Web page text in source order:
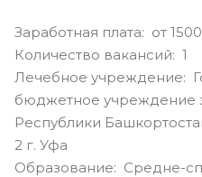
Заработная плата: от
Количество вакансий: 1
Лечебное учреждение:
бюджетное учреждение
Республики
2 г. Уфа
Образование: Средне-